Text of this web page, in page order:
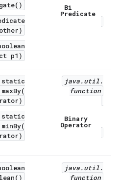
Bi
Predicate
p1)
java.util.
function
Binary
Operator
static
static
java.util.
function